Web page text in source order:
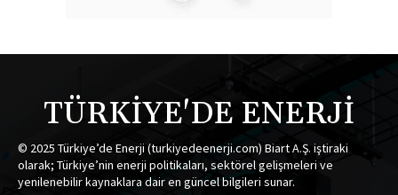
TÜRKİYE'DE ENERJİ
© 2025 Türkiye’de Enerji (turkiyedeenerji.com) Biart A.Ş. iştiraki
olarak; Türkiye’nin enerji politikaları, sektörel gelişmeleri ve
yenilenebilir kaynaklara dair en güncel bilgileri sunar.